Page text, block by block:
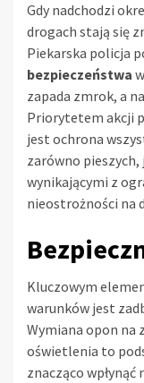
Gdy nadchodzi
drogach stają się
Piekarska policja
bezpieczeństwa
zapada zmrok, a
Priorytetem akcji
jest ochrona
zarówno
wynikającymi z
nieostrożności na
Kluczowym
warunków jest
Wymiana opon na
oświetlenia to
znacząco